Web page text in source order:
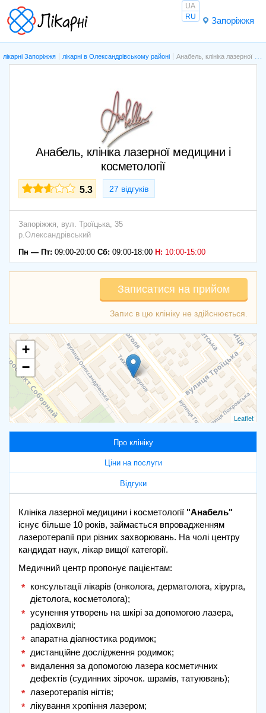
Запоріжжя
UA
RU
лікарні Запоріжжя лікарні в Олександрівському районі Анабель, клініка лазерної медицини і косметології
Анабель, клініка лазерної медицини і
косметології
5.3 27 відгуків
Запоріжжя,
вул. Троїцька, 35
р.Олександрівський
Пн — Пт: 09:00-20:00 Сб: 09:00-18:00 Н: 10:00-15:00
Записатися на прийом
+
−
Leaflet
Про клініку
Ціни на послуги
Відгуки
Клініка лазерної медицини і косметології "Анабель"
існує більше 10 років, займається впровадженням
лазеротерапії при різних захворювань. На чолі центру
кандидат наук, лікар вищої категорії.
Медичний центр пропонує пацієнтам:
консультації лікарів (онколога, дерматолога, хірурга,
дієтолога, косметолога);
усунення утворень на шкірі за допомогою лазера,
радіохвилі;
апаратна діагностика родимок;
дистанційне дослідження родимок;
видалення за допомогою лазера косметичних
дефектів (судинних зірочок. шрамів, татуювань);
лазеротерапія нігтів;
лікування хропіння лазером;